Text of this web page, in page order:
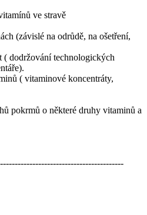
ve stravě
(závislé na odrůdě, na ošetření,
dodržování technologických
( vitaminové koncentráty,
pokrmů o některé druhy vitaminů a